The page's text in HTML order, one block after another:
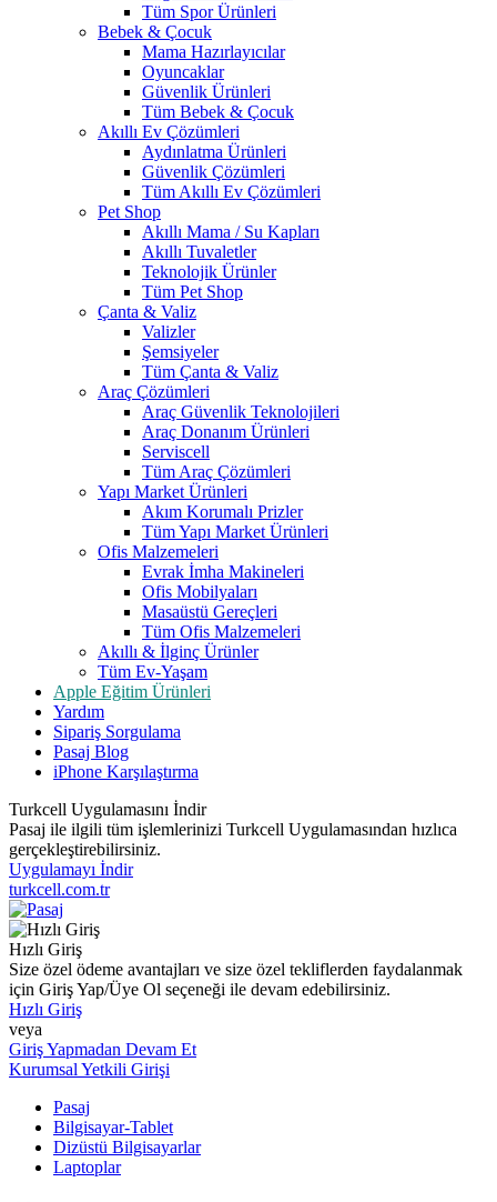
Tüm Spor Ürünleri
Bebek & Çocuk
Mama Hazırlayıcılar
Oyuncaklar
Güvenlik Ürünleri
Tüm Bebek & Çocuk
Akıllı Ev Çözümleri
Aydınlatma Ürünleri
Güvenlik Çözümleri
Tüm Akıllı Ev Çözümleri
Pet Shop
Akıllı Mama / Su Kapları
Akıllı Tuvaletler
Teknolojik Ürünler
Tüm Pet Shop
Çanta & Valiz
Valizler
Şemsiyeler
Tüm Çanta & Valiz
Araç Çözümleri
Araç Güvenlik Teknolojileri
Araç Donanım Ürünleri
Serviscell
Tüm Araç Çözümleri
Yapı Market Ürünleri
Akım Korumalı Prizler
Tüm Yapı Market Ürünleri
Ofis Malzemeleri
Evrak İmha Makineleri
Ofis Mobilyaları
Masaüstü Gereçleri
Tüm Ofis Malzemeleri
Akıllı & İlginç Ürünler
Tüm Ev-Yaşam
Apple Eğitim Ürünleri
Yardım
Sipariş Sorgulama
Pasaj Blog
iPhone Karşılaştırma
Turkcell Uygulamasını İndir
Pasaj ile ilgili tüm işlemlerinizi Turkcell Uygulamasından hızlıca
gerçekleştirebilirsiniz.
Uygulamayı İndir
turkcell.com.tr
Hızlı Giriş
Size özel ödeme avantajları ve size özel tekliflerden faydalanmak
için Giriş Yap/Üye Ol seçeneği ile devam edebilirsiniz.
Hızlı Giriş
veya
Giriş Yapmadan Devam Et
Kurumsal Yetkili Girişi
Pasaj
Bilgisayar-Tablet
Dizüstü Bilgisayarlar
Laptoplar